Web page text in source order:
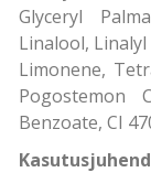
Glyceryl
Linalool,
Limonene,
Pogostemon
Benzoate, CI
Kasutusjuhend